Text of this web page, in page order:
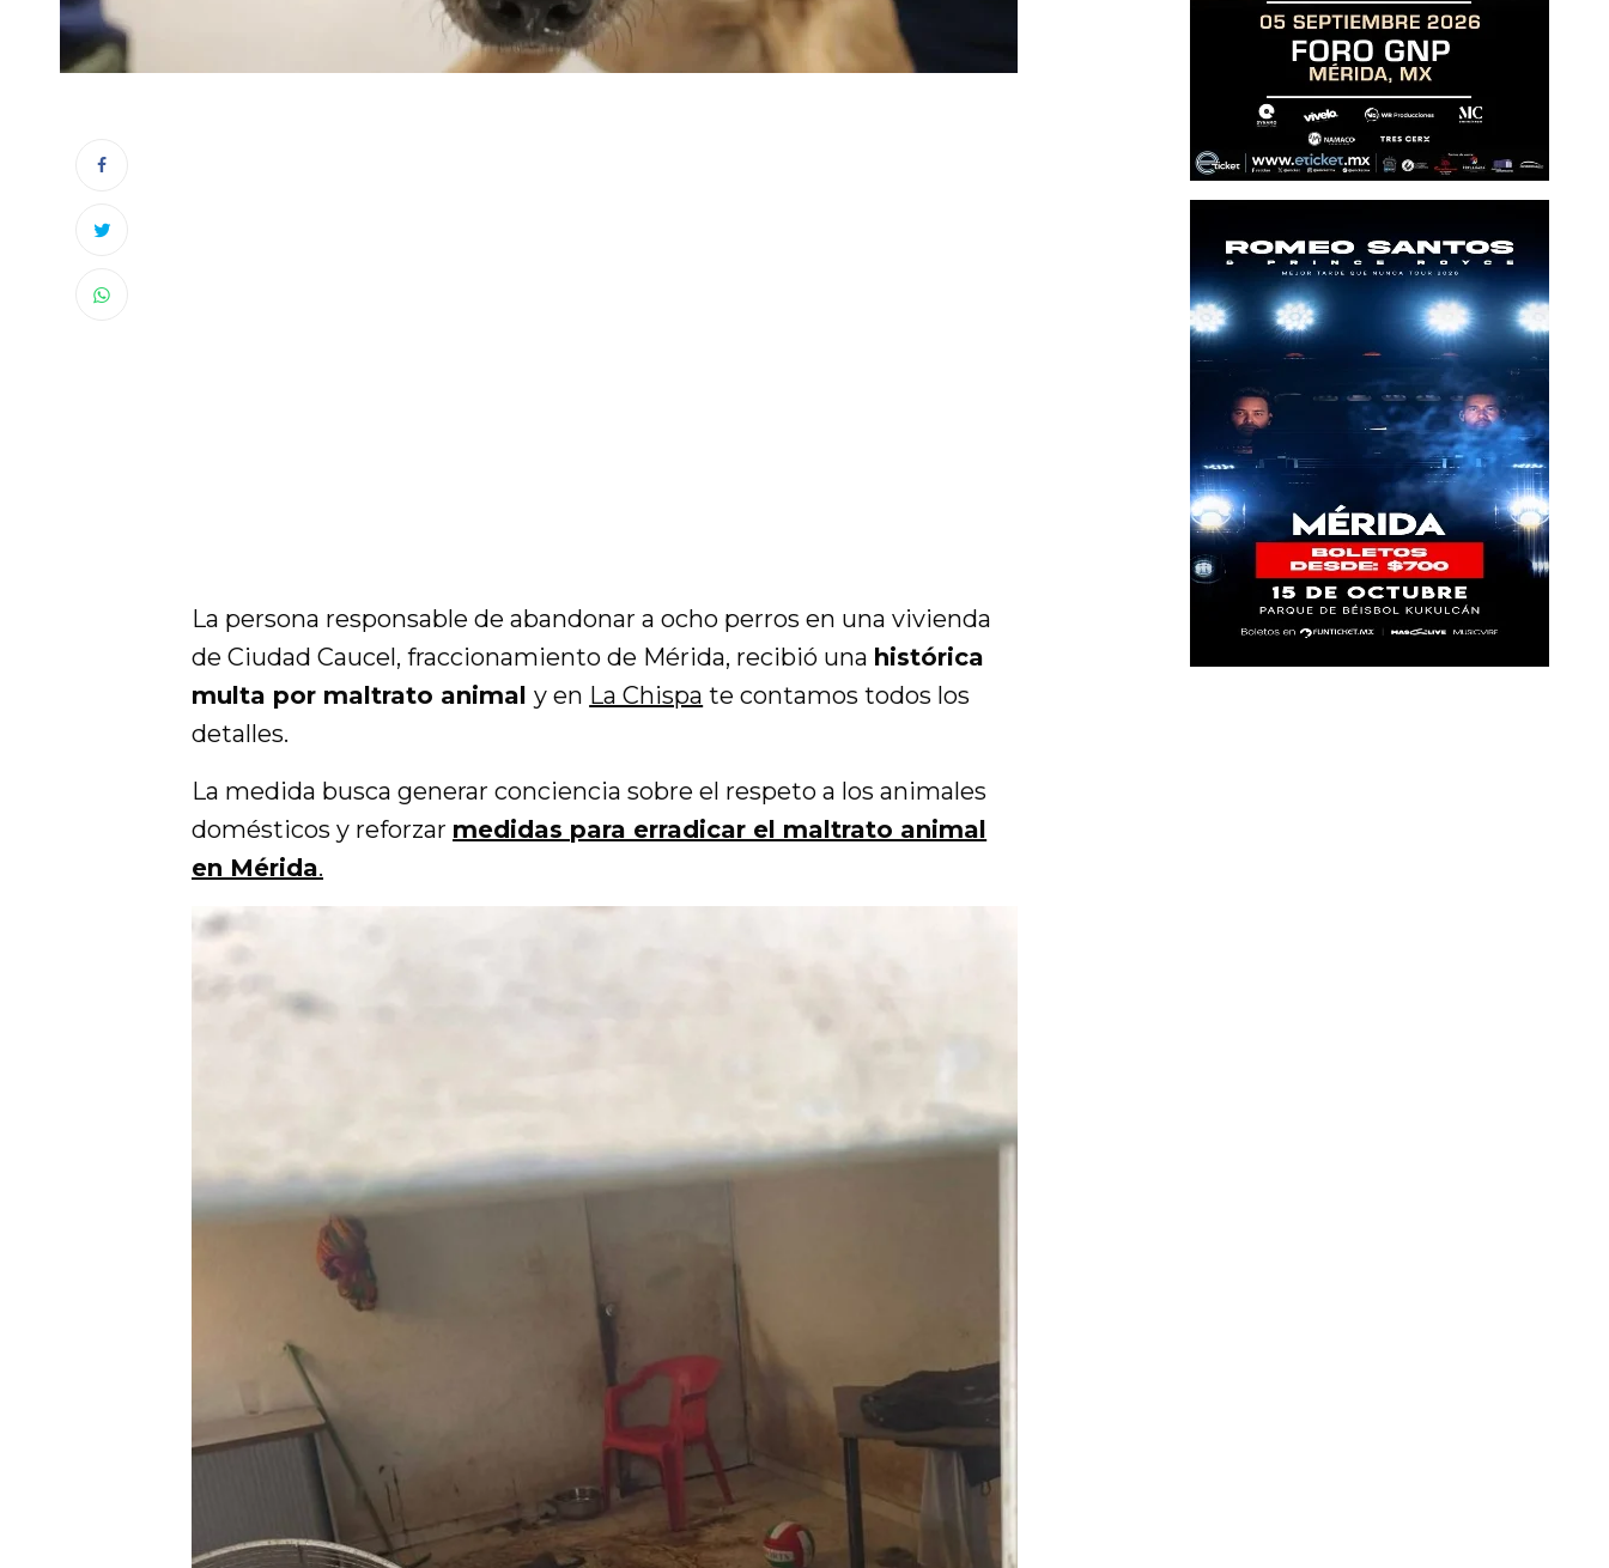
La persona responsable de abandonar a ocho perros en una vivienda
de Ciudad Caucel, fraccionamiento de Mérida, recibió una histórica
multa por maltrato animaly en La Chispa te contamos todos los
detalles.
La medida busca generar conciencia sobre el respeto a los animales
domésticos y reforzar medidas para erradicar el maltrato animal
en Mérida.